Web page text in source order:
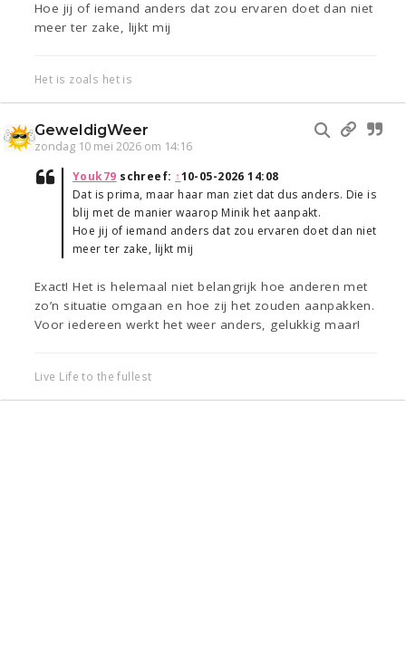
Hoe jij of iemand anders dat zou ervaren doet dan niet
meer ter zake, lijkt mij
Het is zoals het is
GeweldigWeer
zondag 10 mei 2026 om 14:16
Youk79 schreef: ↑10-05-2026 14:08
Dat is prima, maar haar man ziet dat dus anders. Die is
blij met de manier waarop Minik het aanpakt.
Hoe jij of iemand anders dat zou ervaren doet dan niet
meer ter zake, lijkt mij
Exact! Het is helemaal niet belangrijk hoe anderen met
zo’n situatie omgaan en hoe zij het zouden aanpakken.
Voor iedereen werkt het weer anders, gelukkig maar!
Live Life to the fullest